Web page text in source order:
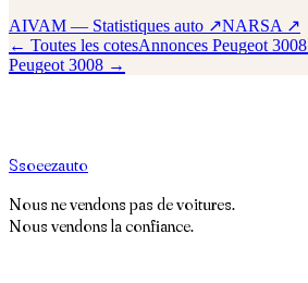
AIVAM — Statistiques auto ↗NARSA ↗
← Toutes les cotesAnnonces Peugeot 3008
Peugeot 3008 →
Ssoeezauto
Nous ne vendons pas de voitures.
Nous vendons la confiance.